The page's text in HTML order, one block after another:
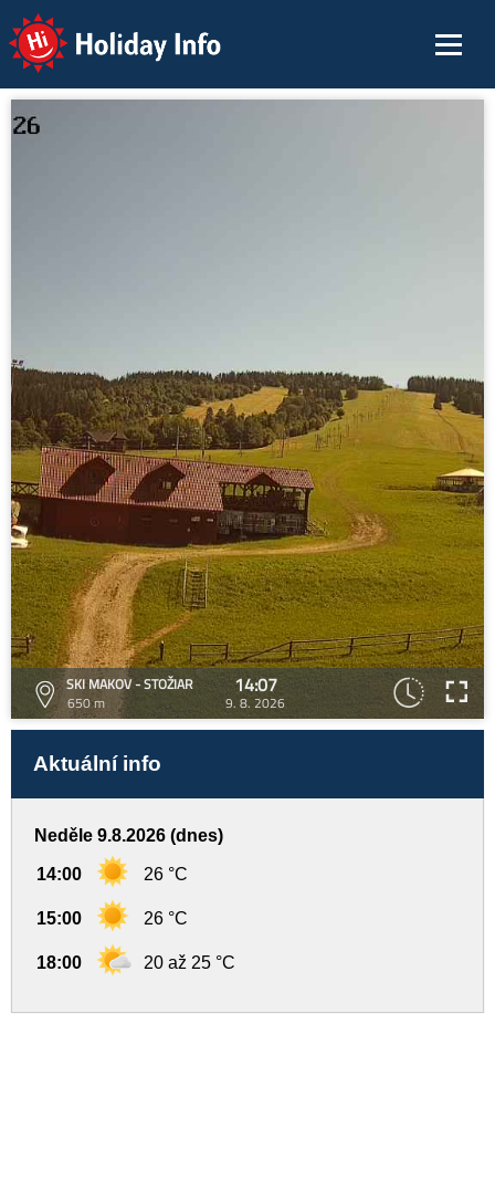
Holiday Info
SKI MAKOV - STOŽIAR
650 m
14:07
9. 8. 2026
Aktuální info
Neděle 9.8.2026 (dnes)
14:00 26 °C
15:00 26 °C
18:00 20 až 25 °C